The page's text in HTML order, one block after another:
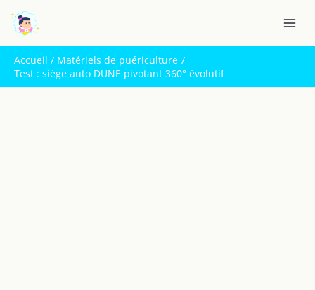
contenu
Accueil
Matériels de puériculture
Test : siège auto DUNE pivotant 360° évolutif
e
c
h
e